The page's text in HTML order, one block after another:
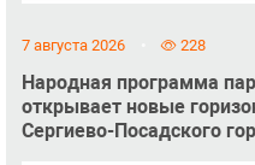
7 августа 2026 228
Народная программа
открывает новые
Сергиево-Посадского